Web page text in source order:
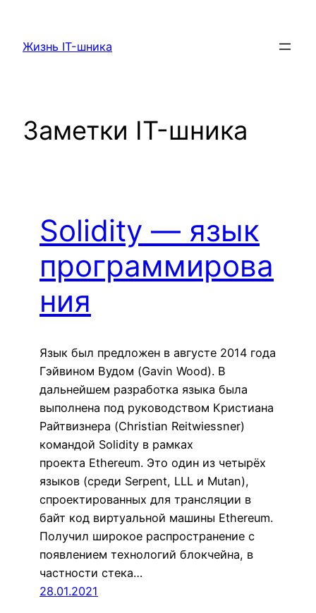
содержимому
Жизнь IT-шника
Заметки IT-шника
Solidity — язык
программирова
ния
Язык был предложен в августе 2014 года
Гэйвином Вудом (Gavin Wood). В
дальнейшем разработка языка была
выполнена под руководством Кристиана
Райтвизнера (Christian Reitwiessner)
командой Solidity в рамках
проекта Ethereum. Это один из четырёх
языков (среди Serpent, LLL и Mutan),
спроектированных для трансляции в
байт код виртуальной машины Ethereum.
Получил широкое распространение с
появлением технологий блокчейна, в
частности стека…
28.01.2021